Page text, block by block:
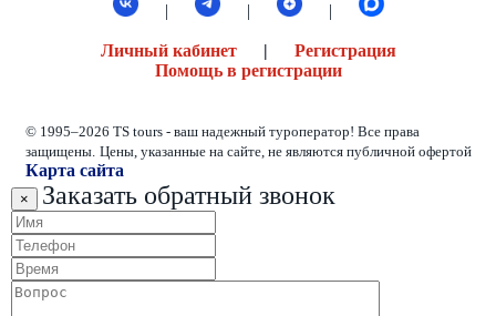
|
| |
Личный кабинет| Регистрация
Помощь в регистрации
© 1995–2026 TS tours - ваш надежный туроператор! Все права
защищены. Цены, указанные на сайте, не являются публичной офертой
Карта сайта
× Заказать обратный звонок